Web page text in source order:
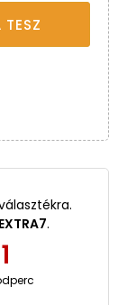
TESZ
EXTRA7.